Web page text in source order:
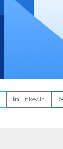
LinkedIn